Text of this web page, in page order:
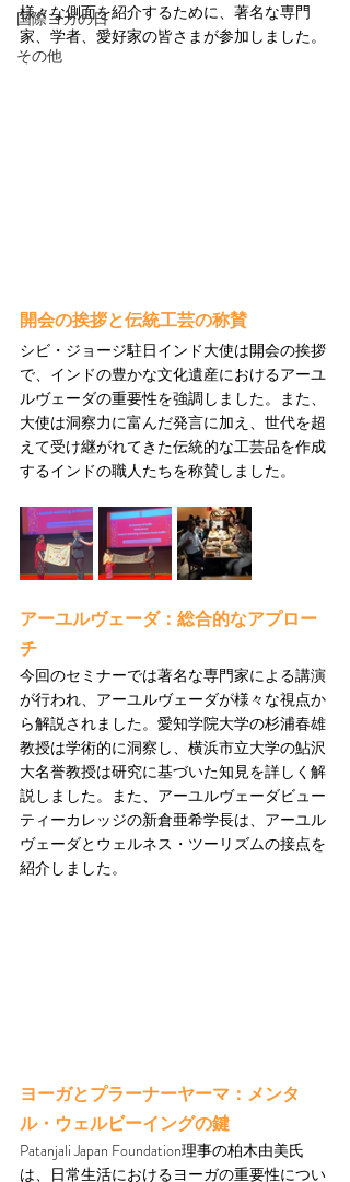
国際ヨガの日
その他
様々な側面を紹介するために、著名な専門
家、学者、愛好家の皆さまが参加しました。
開会の挨拶と伝統工芸の称賛
シビ・ジョージ駐日インド大使は開会の挨拶
で、インドの豊かな文化遺産におけるアーユ
ルヴェーダの重要性を強調しました。また、
大使は洞察力に富んだ発言に加え、世代を超
えて受け継がれてきた伝統的な工芸品を作成
するインドの職人たちを称賛しました。
アーユルヴェーダ：総合的なアプロー
チ
今回のセミナーでは著名な専門家による講演
が行われ、アーユルヴェーダが様々な視点か
ら解説されました。愛知学院大学の杉浦春雄
教授は学術的に洞察し、横浜市立大学の鮎沢
大名誉教授は研究に基づいた知見を詳しく解
説しました。また、アーユルヴェーダビュー
ティーカレッジの新倉亜希学長は、アーユル
ヴェーダとウェルネス・ツーリズムの接点を
紹介しました。
ヨーガとプラーナーヤーマ：メンタ
ル・ウェルビーイングの鍵
Patanjali Japan Foundation理事の柏木由美氏
は、日常生活におけるヨーガの重要性につい